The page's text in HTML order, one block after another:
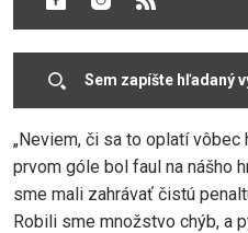
badateľné.
Čo povedať po takomto
„Neviem, či sa to oplatí
prvom góle bol faul na nášho
sme mali zahrávať čistú
Robili sme množstvo chýb, a